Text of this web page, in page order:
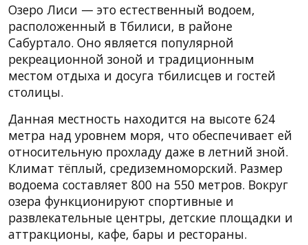
Озеро Лиси — это естественный водоем,
расположенный в Тбилиси, в районе
Сабуртало. Оно является популярной
рекреационной зоной и традиционным
местом отдыха и досуга тбилисцев и гостей
столицы.
Данная местность находится на высоте 624
метра над уровнем моря, что обеспечивает ей
относительную прохладу даже в летний зной.
Климат тёплый, средиземноморский. Размер
водоема составляет 800 на 550 метров. Вокруг
озера функционируют спортивные и
развлекательные центры, детские площадки и
аттракционы, кафе, бары и рестораны.